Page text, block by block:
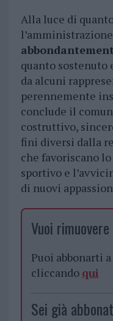
Alla luce di
quanto
da alcuni
perennemente
conclude il
costruttivo,
fini diversi dalla
che favoriscano
sportivo e
di nuovi
Vuoi
Puoi abbonarti a
cliccando qui
Sei già